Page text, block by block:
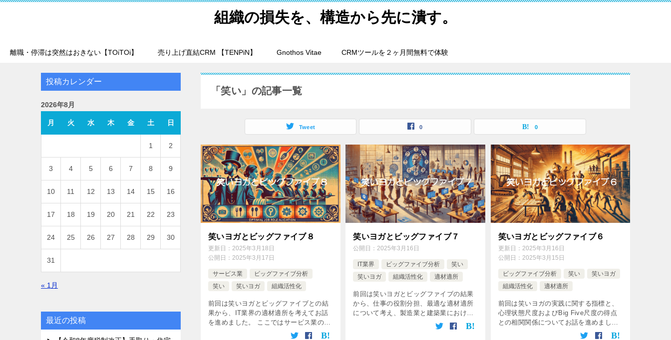
組織の損失を、構造から先に潰す。
離職・停滞は突然はおきない【TOiTOi】 売り上げ直結CRM 【TENPiN】 Gnothos Vitae CRMツールを２ヶ月間無料で体験
「笑い」の記事一覧
Tweet 0 0
笑いヨガとビッグファイブ８
更新日： 2025年3月18日
公開日： 2025年3月17日
サービス業
ビッグファイブ分析
笑い
笑いヨガ 組織活性化
前回は笑いヨガとビッグファイブとの結
果から、IT業界の適材適所を考えてお話
を進めました。 ここではサービス業の適
材適所についてみていきます。 サービス
笑いヨガとビッグファイブ７
公開日：2025年3月16日
IT業界 ビッグファイブ分析
笑い
笑いヨガ
組織活性化 適材適所
前回は笑いヨガとビッグファイブの結果
から、仕事の役割分担、最適な適材適所
について考え、製造業と建築業における
適材適所について見ていきました。 続き
としてIT業界の適材適所を見ていきま
笑いヨガとビッグファイブ６
更新日： 2025年3月16日
公開日： 2025年3月15日
ビッグファイブ分析 笑い
笑いヨガ
組織活性化
適材適所
前回は笑いヨガの実践に関する指標と、
心理状態尺度およびBig Five尺度の得点
との相関関係についてお話を進めまし
た。 ここでは笑いヨガとビッグファイブ
投稿カレンダー
2026年8月
月 火 水 木 金 土 日
1 2
3 4 5 6 7 8 9
10 11 12 13 14 15 16
17 18 19 20 21 22 23
24 25 26 27 28 29 30
31
« 1月
最近の投稿